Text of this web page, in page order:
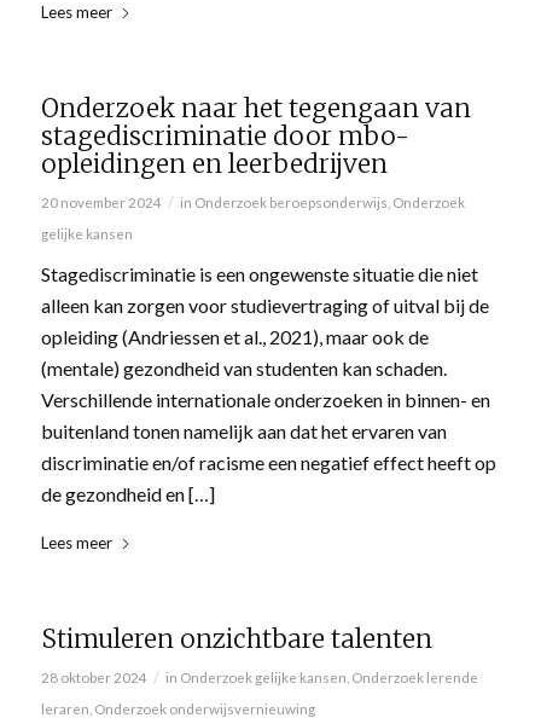
Lees meer
Onderzoek naar het tegengaan van
stagediscriminatie door mbo-
opleidingen en leerbedrijven
20 november 2024 / in Onderzoek beroepsonderwijs Onderzoek
gelijke kansen
Stagediscriminatie is een ongewenste situatie die niet
alleen kan zorgen voor studievertraging of uitval bij de
opleiding (Andriessen et al., 2021), maar ook de
(mentale) gezondheid van studenten kan schaden.
Verschillende internationale onderzoeken in binnen- en
buitenland tonen namelijk aan dat het ervaren van
discriminatie en/of racisme een negatief effect heeft op
de gezondheid en […]
Lees meer
Stimuleren onzichtbare talenten
28 oktober 2024 / in Onderzoek gelijke kansen Onderzoek lerende
leraren Onderzoek onderwijsvernieuwing